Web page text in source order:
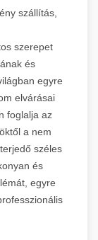
szállítás,
szerepet
és
egyre
elvárásai
foglalja az
a nem
széles
és
egyre